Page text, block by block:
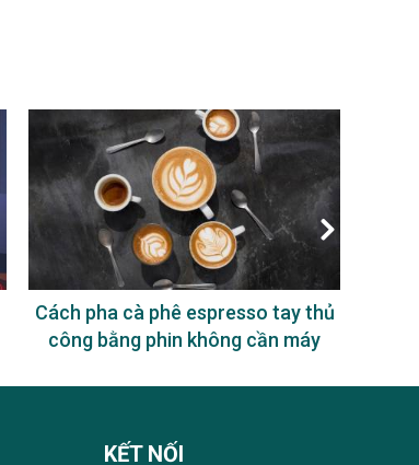
Cách pha cà phê espresso tay thủ
công bằng phin không cần máy
KẾT NỐI